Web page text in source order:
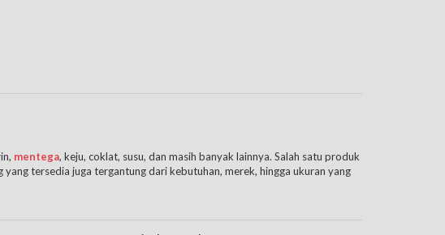
mentega, keju, coklat, susu, dan masih banyak lainnya. Salah satu produk
tersedia juga tergantung dari kebutuhan, merek, hingga ukuran yang